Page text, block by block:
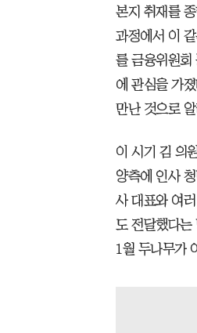
본지 취재를
과정에서 이
를 금융위원회
에 관심을 가
만난 것으로
이 시기 김 의
양측에 인사
사 대표와 여
도 전달했다는
1월 두나무가